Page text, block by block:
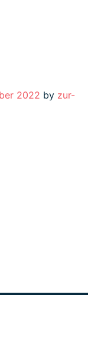
2022 by zur-